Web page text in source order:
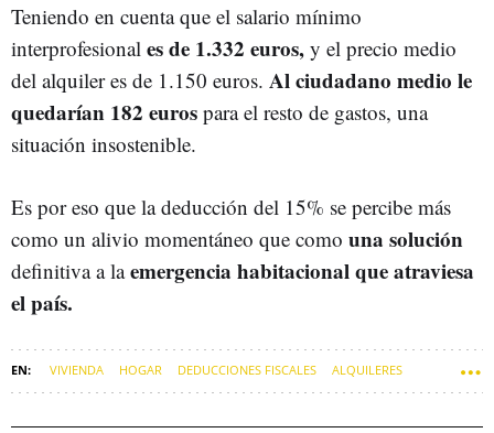
Teniendo en cuenta que el salario mínimo
interprofesional es de 1.332 euros, y el precio medio
del alquiler es de 1.150 euros. Al ciudadano medio le
quedarían 182 euros para el resto de gastos, una
situación insostenible.
Es por eso que la deducción del 15% se percibe más
como un alivio momentáneo que como una solución
definitiva a laemergencia habitacional que atraviesa
el país.
VIVIENDA HOGAR DEDUCCIONES FISCALES ALQUILERES